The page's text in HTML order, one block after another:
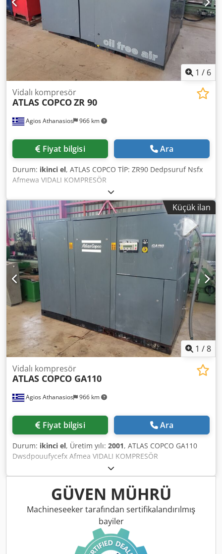
1 / 6
Agios Athanasios 966 km
Vidalı kompresör
ATLAS COPCOZR 90
Fiyat bilgisi Ara
Durum: ikinci el, ATLAS COPCO TİP: ZR90 Dedpsuruf Nsfx
Afmewa VIDALI KOMPRESÖR
Küçük ilan
1 /8
Agios Athanasios 966 km
Vidalı kompresör
ATLAS COPCO GA110
Fiyat bilgisi Ara
Durum: ikinci el, Üretim yılı: 2001, ATLAS COPCO GA110
Dwsdpouufycefx Afmea VIDALI KOMPRESÖR
GÜVEN MÜHRÜ
Machineseeker tarafından sertifikalandırılmış
bayiler